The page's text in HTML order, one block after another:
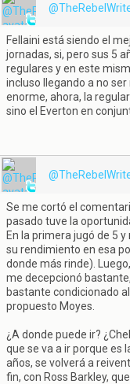
Fellaini está siendo el
jornadas, si, pero sus 5
regulares y en este
incluso llegando a no
enorme, ahora, la
sino el Everton en
Se me cortó el
pasado tuve la
En la primera jugó de 5
su rendimiento en esa
donde más rinde).
me decepcionó
bastante condicionado
propuesto Moyes.
¿A donde puede ir?
que se va a ir porque es
años, se volverá a
fin, con Ross Barkley,